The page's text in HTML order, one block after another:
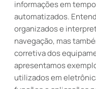
informações em
automatizados.
organizados e
navegação, mas
corretiva dos
apresentamos
utilizados em